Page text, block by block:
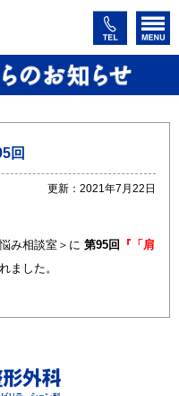
回
更新：2021年7月22日
み相談室＞に 第95回 『「肩
ました。